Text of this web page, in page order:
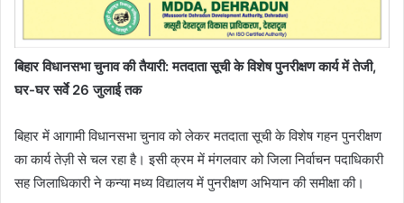
बिहार विधानसभा चुनाव की तैयारी: मतदाता सूची के विशेष पुनरीक्षण कार्य में तेजी,
घर-घर सर्वे 26 जुलाई तक
बिहार में आगामी विधानसभा चुनाव को लेकर मतदाता सूची के विशेष गहन पुनरीक्षण
का कार्य तेज़ी से चल रहा है। इसी क्रम में मंगलवार को जिला निर्वाचन पदाधिकारी
सह जिलाधिकारी ने कन्या मध्य विद्यालय में पुनरीक्षण अभियान की समीक्षा की।